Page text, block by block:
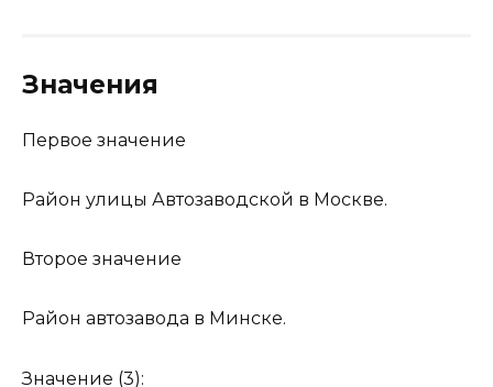
Значения
Первое значение
Район улицы Автозаводской в Москве.
Второе значение
Район автозавода в Минске.
Значение (3):